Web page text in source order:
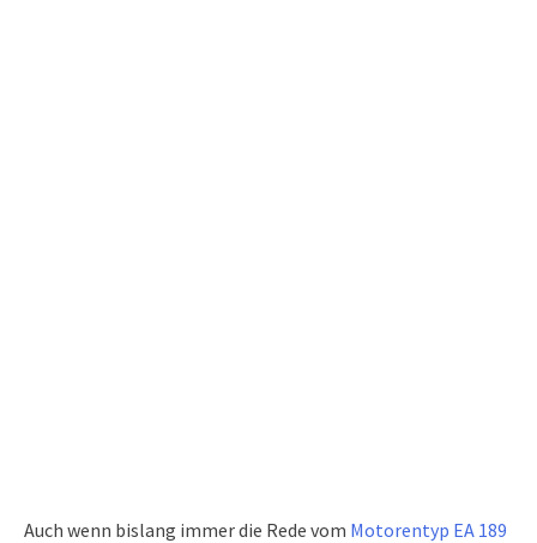
Auch wenn bislang immer die Rede vom Motorentyp EA 189